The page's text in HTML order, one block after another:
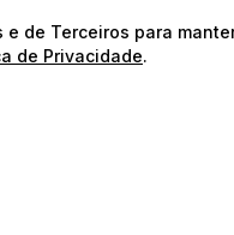
⭐️Envios Gratuitos
de Terceiros para
de Privacidade.